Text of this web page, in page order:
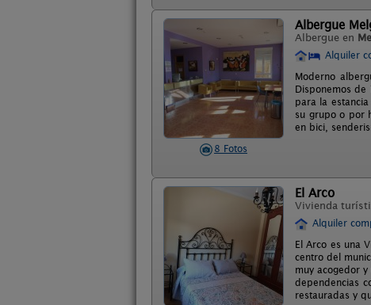
8 Fotos
Albergue
Albergue en
Alquiler
Moderno
Disponemos
para la
su grupo o por
en bici,
El Arco
Vivienda
Alquiler
El Arco es una
centro del
muy acogedor
dependencias
restauradas y